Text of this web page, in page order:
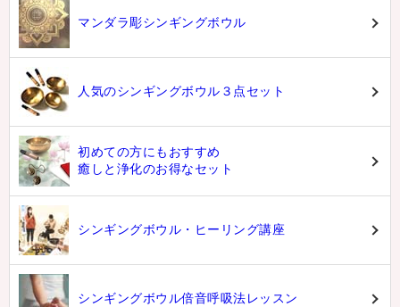
マンダラ彫シンギングボウル
人気のシンギングボウル３点セット
初めての方にもおすすめ
癒しと浄化のお得なセット
シンギングボウル・ヒーリング講座
シンギングボウル倍音呼吸法レッスン